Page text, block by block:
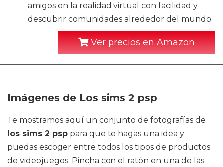
amigos en la realidad virtual con facilidad y
descubrir comunidades alrededor del mundo
Ver precios en Amazon
Imágenes de Los sims 2 psp
Te mostramos aquí un conjunto de fotografías de
los sims 2 psp para que te hagas una idea y
puedas escoger entre todos los tipos de productos
de videojuegos. Pincha con el ratón en una de las